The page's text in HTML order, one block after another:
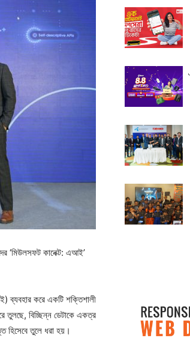
‘মিউলসফট কানেক্ট: এআই’
ব্যবহার করে একটি শক্তিশালী
তুলছে, বিচ্ছিন্ন ডেটাকে একত্র
হিসেবে তুলে ধরা হয়।